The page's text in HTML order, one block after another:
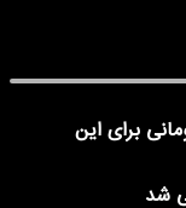
۲ میلیون و ۹۸۵ هزار تومانی برای این
شد